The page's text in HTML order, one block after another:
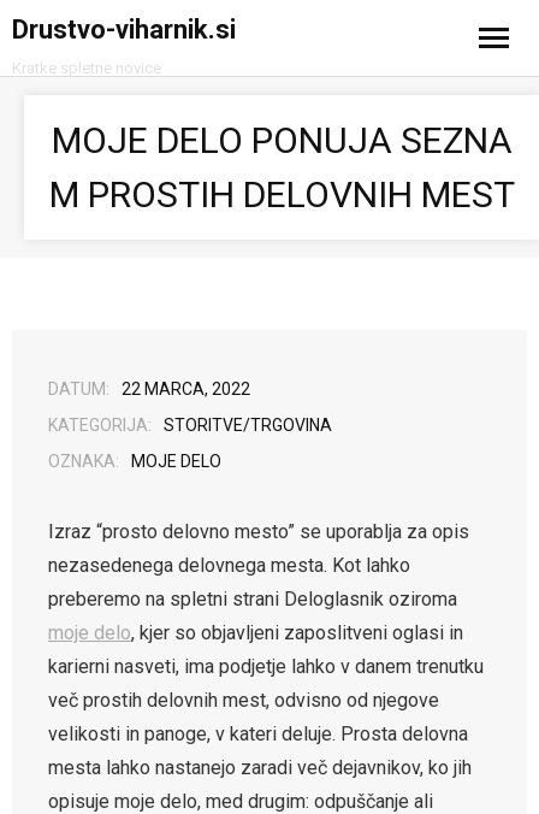
Drustvo-viharnik.si
Kratke spletne novice
MOJE DELO PONUJA SEZNA
M PROSTIH DELOVNIH MEST
DATUM:
22 MARCA, 2022
KATEGORIJA:
STORITVE/TRGOVINA
OZNAKA:
MOJE DELO
Izraz “prosto delovno mesto” se uporablja za opis
nezasedenega delovnega mesta. Kot lahko
preberemo na spletni strani Deloglasnik oziroma
moje delo, kjer so objavljeni zaposlitveni oglasi in
karierni nasveti, ima podjetje lahko v danem trenutku
več prostih delovnih mest, odvisno od njegove
velikosti in panoge, v kateri deluje. Prosta delovna
mesta lahko nastanejo zaradi več dejavnikov, ko jih
opisuje moje delo, med drugim: odpuščanje ali